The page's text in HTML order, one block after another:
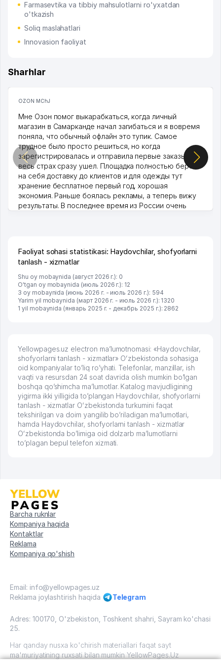
Farmasevtika va tibbiy mahsulotlarni ro'yxatdan
o'tkazish
Soliq maslahatlari
Innovasion faoliyat
Sharhlar
OZON MChJ
Мне Озон помог выкарабкаться, когда личный
магазин в Самарканде начал загибаться и я вовремя
поняла, что обычный офлайн это тупик. Самое
трудное было просто решиться, но когда
зарегистрировалась и отправила первые заказы,
весь страх сразу ушел. Площадка полностью берет
на себя доставку до клиентов и для одежды тут
хранение бесплатное первый год, хорошая
экономия. Раньше боялась рекламы, а теперь вижу
результаты. В последнее время из России очень
Faoliyat sohasi statistikasi: Haydovchilar, shofyorlarni
tanlash - xizmatlar
Shu oy mobaynida (август 2026 г.): 0
O'tgan oy mobaynida (июль 2026 г.): 12
3 oy mobaynida (июнь 2026 г. - июль 2026 г.): 594
Yarim yil mobaynida (март 2026 г. - июль 2026 г.): 1320
1 yil mobaynida (январь 2025 г. - декабрь 2025 г.): 2862
Yellowpages.uz electron ma’lumotnomasi: «Haydovchilar,
shofyorlarni tanlash - xizmatlar» Oʻzbekistonda sohasiga
oid kompaniyalar to’liq ro’yhati. Telefonlar, manzillar, ish
vaqti va resursdan 24 soat davrida olish mumkin bo’lgan
boshqa qo’shimcha ma’lumotlar. Katalog mavjudligining
yigirma ikki yilligida to’plangan Haydovchilar, shofyorlarni
tanlash - xizmatlar Oʻzbekistonda turkumini faqat
tekshirilgan va doim yangilib bo’riladigan ma’lumotlari,
hamda Haydovchilar, shofyorlarni tanlash - xizmatlar
Oʻzbekistonda bo’limiga oid dolzarb ma’lumotlarni
to’plagan bepul telefon xizmati.
Barcha ruknlar
Kompaniya haqida
Kontaktlar
Reklama
Kompaniya qo'shish
Email: info@yellowpages.uz
Reklama joylashtirish haqida
Telegram
Adres: 100170, O'zbekiston, Toshkent shahri, Sayram ko'chasi
25.
Har qanday nusxa ko'chirish materiallari faqat sayt
ma'muriyatining ruxsati bilan mumkin YellowPages.Uz